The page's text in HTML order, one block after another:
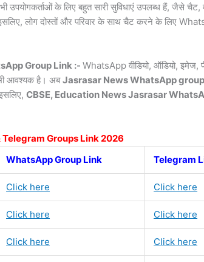
के लिए बहुत सारी सुविधाएं उपलब्ध हैं, जैसे चैट,
लोग दोस्तों और परिवार के साथ चैट करने के लिए
Group Link :-WhatsApp वीडियो, ऑडियो, इमेज,
आवश्यक है। अबJasrasar NewsWhatsApp
CBSE, Education News Jasrasar
Groups Link 2026
WhatsApp Group Link Telegram
Click here Click here
Click here Click here
Click here Click here